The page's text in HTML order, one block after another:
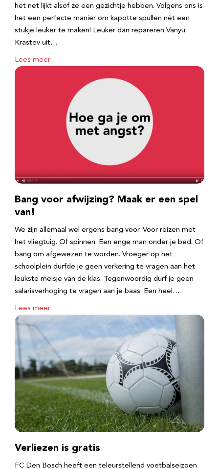
het net lijkt alsof ze een gezichtje hebben. Volgens ons is
het een perfecte manier om kapotte spullen nét een
stukje leuker te maken! Leuker dan repareren Vanyu
Krastev uit…
Lees meer
Bang voor afwijzing? Maak er een spel
van!
We zijn allemaal wel ergens bang voor. Voor reizen met
het vliegtuig. Of spinnen. Een enge man onder je bed. Of
bang om afgewezen te worden. Vroeger op het
schoolplein durfde je geen verkering te vragen aan het
leukste meisje van de klas. Tegenwoordig durf je geen
salarisverhoging te vragen aan je baas. Een heel…
Lees meer
Verliezen is gratis
FC Den Bosch heeft een teleurstellend voetbalseizoen